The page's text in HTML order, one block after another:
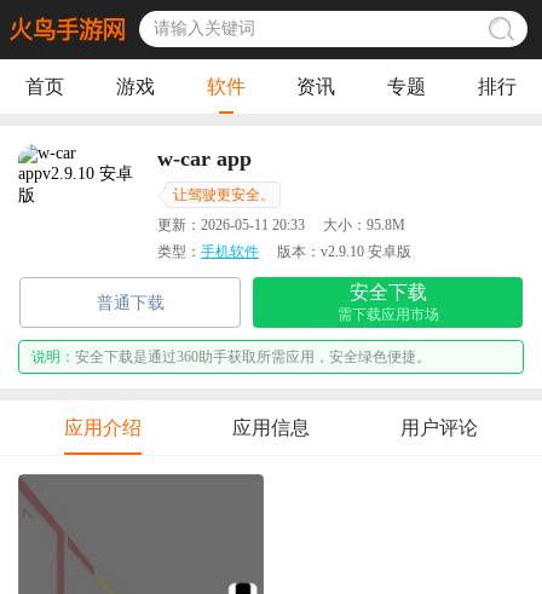
首页 游戏 软件 资讯 专题 排行
w-car app
让驾驶更安全。
更新： 2026-05-11 20:33 大小： 95.8M
类型： 手机软件 版本： v2.9.10 安卓版
普通下载
安全下载
需下载应用市场
说明： 安全下载是通过360助手获取所需应用，安全绿色便捷。
应用介绍 应用信息 用户评论